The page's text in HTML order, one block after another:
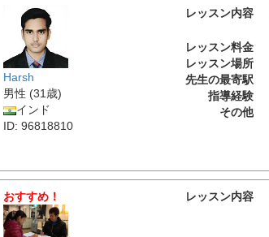
Harsh
男性 (31歳)
インド
ID: 96818810
レッスン内容
レッスン料金
レッスン場所
先生の最寄駅
指導経験
その他
おすすめ！ レッスン内容